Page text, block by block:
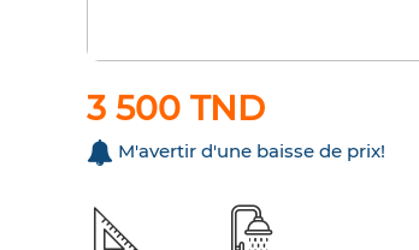
3 500 TND
M'avertir d'une baisse de prix!